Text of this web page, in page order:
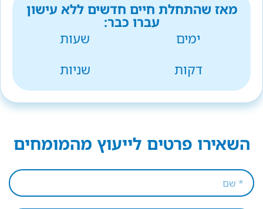
מאז שהתחלת חיים חדשים ללא עישון
עברו כבר:
ימים
שעות
דקות
שניות
השאירו פרטים לייעוץ מהמומחים